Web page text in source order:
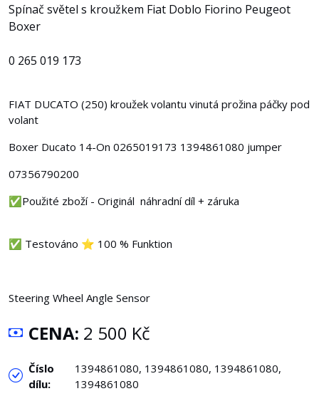
Spínač světel s kroužkem Fiat Doblo Fiorino Peugeot
Boxer
0 265 019 173
FIAT DUCATO (250) kroužek volantu vinutá prožina páčky pod
volant
Boxer Ducato 14-On 0265019173 1394861080 jumper
07356790200
✅Použité zboží - Originál náhradní díl + záruka
✅ Testováno ⭐ 100 % Funktion
Steering Wheel Angle Sensor
CENA: 2 500 Kč
Číslo
dílu:
1394861080, 1394861080, 1394861080,
1394861080